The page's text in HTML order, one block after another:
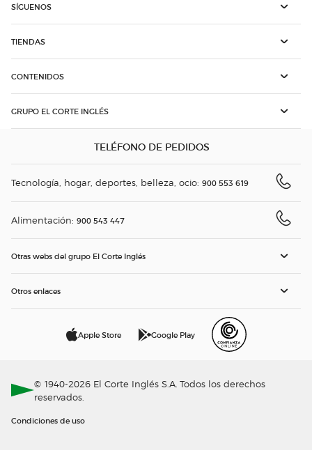
SÍGUENOS
TIENDAS
CONTENIDOS
GRUPO EL CORTE INGLÉS
TELÉFONO DE PEDIDOS
Tecnología, hogar, deportes, belleza, ocio: 900 553 619
Alimentación: 900 543 447
Otras webs del grupo El Corte Inglés
Otros enlaces
Apple Store Google Play
© 1940-2026 El Corte Inglés S.A. Todos los derechos
reservados.
Condiciones de uso